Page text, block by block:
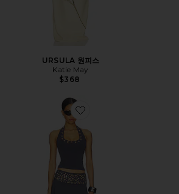
URSULA 원피스
Katie May
$368
Favorite TATIANA 스커트 세트